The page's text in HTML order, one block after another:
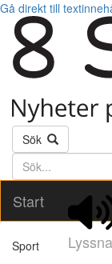
Gå direkt till
Sök
Söktext
Start
Lyssna
Sport